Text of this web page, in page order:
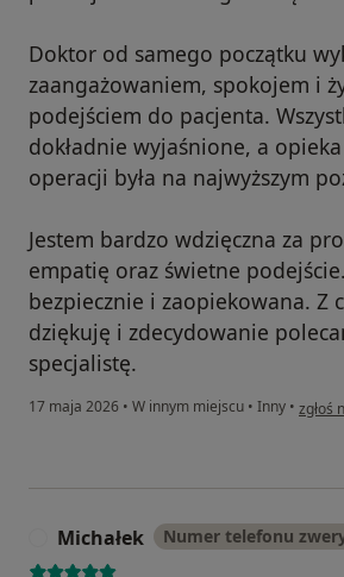
Doktor od samego początku
zaangażowaniem, spokojem i
podejściem do pacjenta.
dokładnie wyjaśnione, a
operacji była na najwyższym
Jestem bardzo wdzięczna za
empatię oraz świetne
bezpiecznie i zaopiekowana. Z
dziękuję i zdecydowanie
specjalistę.
17 maja 2026 • W innym miejscu • Inny • w
zgłoś
Michałek Numer telefonu